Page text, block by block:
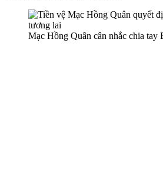
Mạc Hồng Quân cân nhắc chia